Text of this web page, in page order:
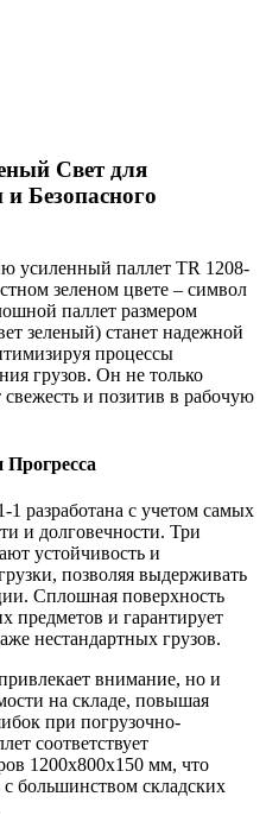
Свет для
Безопасного
усиленный паллет TR 1208-
зеленом цвете – символ
паллет размером
зеленый) станет надежной
процессы
грузов. Он не только
и позитив в рабочую
разработана с учетом самых
и долговечности. Три
устойчивость и
позволяя выдерживать
Сплошная поверхность
предметов и гарантирует
нестандартных грузов.
внимание, но и
на складе, повышая
при погрузочно-
соответствует
1200х800х150 мм, что
с большинством складских